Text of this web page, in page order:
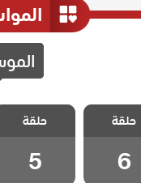
اثارنا
الفاتيكان
6
حلقة
6
مسلسل اثارنا
في الفاتيكان
الحلقة 5
حلقة
5